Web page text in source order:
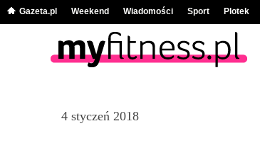
Gazeta.pl Weekend Wiadomości Sport Plotek
4 styczeń 2018